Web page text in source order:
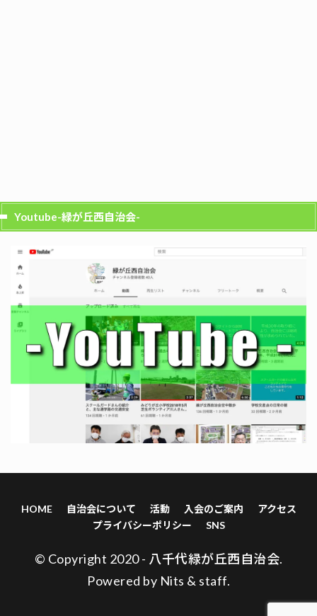
Youtube-緑が丘西自治会-
HOME 自治会について 活動 入会のご案内
アクセス
プライバシーポリシー
SNS
© Copyright 2020 - 八千代緑が丘西自治会.
Powered by Nits & staff.